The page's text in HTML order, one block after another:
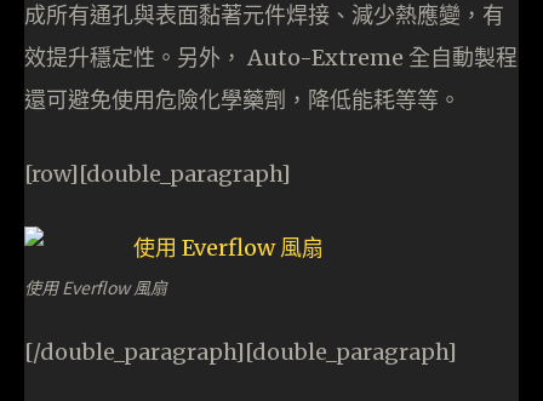
成所有通孔與表面黏著元件焊接、減少熱應變，有
效提升穩定性。另外， Auto-Extreme 全自動製程
還可避免使用危險化學藥劑，降低能耗等等。
[row][double_paragraph]
使用 Everflow 風扇
[/double_paragraph][double_paragraph]